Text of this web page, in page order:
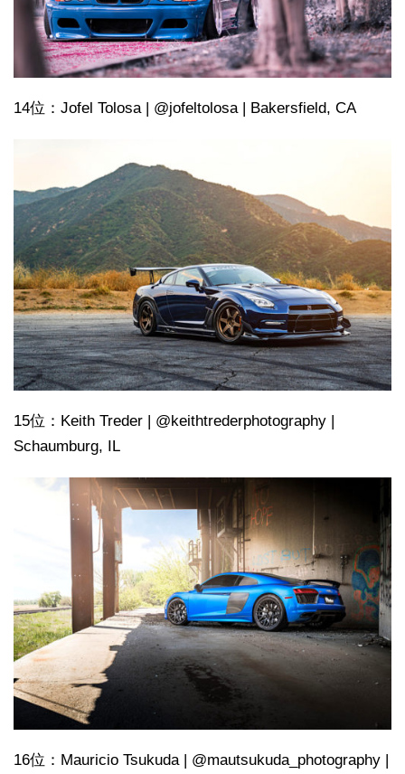
14位：Jofel Tolosa | @jofeltolosa | Bakersfield, CA
15位：Keith Treder | @keithtrederphotography |
Schaumburg, IL
16位：Mauricio Tsukuda | @mautsukuda_photography |